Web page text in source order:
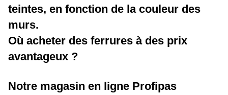
teintes, en fonction de la couleur des
murs.
Où acheter des ferrures à des prix
avantageux ?
Notre magasin en ligne Profipas